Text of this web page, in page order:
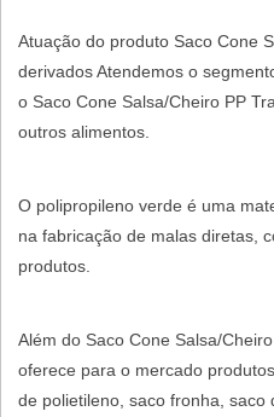
Atuação do produto Saco Cone
derivados Atendemos o
o Saco Cone Salsa/Cheiro PP
outros alimentos.
O polipropileno verde é uma
na fabricação de malas diretas,
produtos.
Além do Saco Cone Salsa/
oferece para o mercado
de polietileno, saco fronha, saco